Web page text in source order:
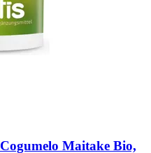
Cogumelo Maitake Bio,